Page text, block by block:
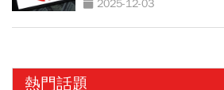
2025-12-03
熱門話題